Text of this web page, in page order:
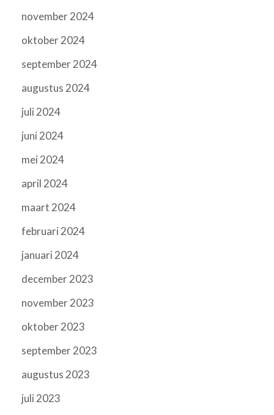
november 2024
oktober 2024
september 2024
augustus 2024
juli 2024
juni 2024
mei 2024
april 2024
maart 2024
februari 2024
januari 2024
december 2023
november 2023
oktober 2023
september 2023
augustus 2023
juli 2023